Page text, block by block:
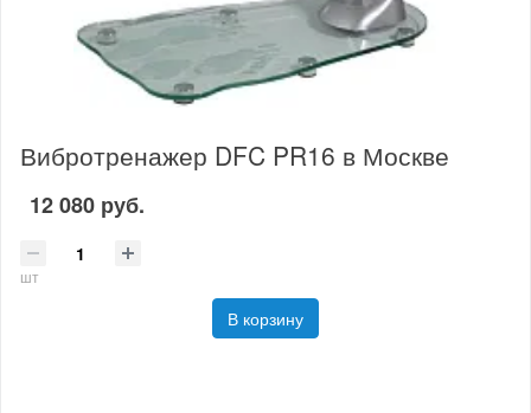
Вибротренажер DFC PR16 в Москве
12 080 руб.
шт
В корзину